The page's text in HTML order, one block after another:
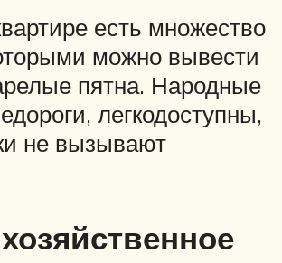
есть множество
можно вывести
пятна. Народные
легкодоступны,
не вызывают